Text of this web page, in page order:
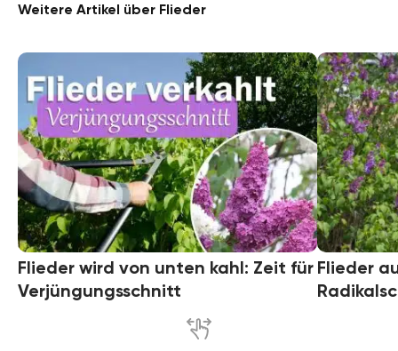
Weitere Artikel über Flieder
Flieder wird von unten kahl: Zeit für
Verjüngungsschnitt
Flieder